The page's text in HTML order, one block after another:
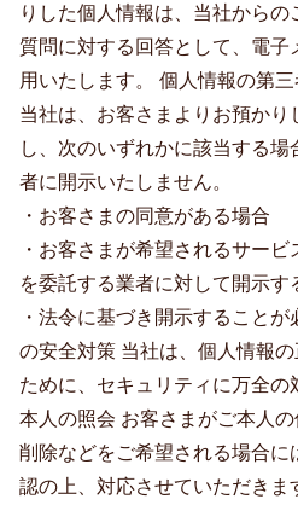
りした個人情報は、当社から
質問に対する回答として、電子
用いたします。 個人情報の第
当社は、お客さまよりお預か
し、次のいずれかに該当する
者に開示いたしません。
・お客さまの同意がある場合
・お客さまが希望されるサー
を委託する業者に対して開示す
・法令に基づき開示すること
の安全対策 当社は、個人情報
ために、セキュリティに万全
本人の照会 お客さまがご本人
削除などをご希望される場合に
認の上、対応させていただきま